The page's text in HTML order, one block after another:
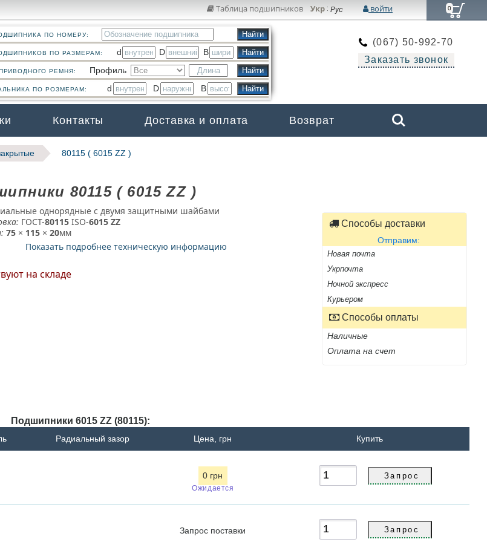
Таблица подшипников Укр: Рус войти
(067) 50-992-70
Заказать звонок
ПО НОМЕРУ:
ПО РАЗМЕРАМ: d D B
РЕМНЯ: Профиль
ПО РОЗМЕРАМ: d D B
Контакты Доставка и оплата Возврат
Search
0
80115 ( 6015 ZZ )
80115 ( 6015 ZZ )
однорядные с двумя защитными шайбами
ГОСТ-80115­ ISO-6015 ZZ
75× 115× 20мм
Показать подробнее техническую информацию
на складе
Способы доставки
Отправим:
Новая почта
Укрпочта
Ночной экспресс
Курьером
Способы оплаты
Наличные
Оплата на счет
Подшипники 6015 ZZ (80115):
Радиальный зазор Цена, грн Купить
0 грн
Ожидается
Запрос поставки